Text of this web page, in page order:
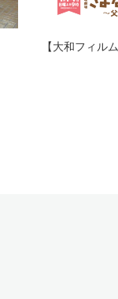
【大和フィル